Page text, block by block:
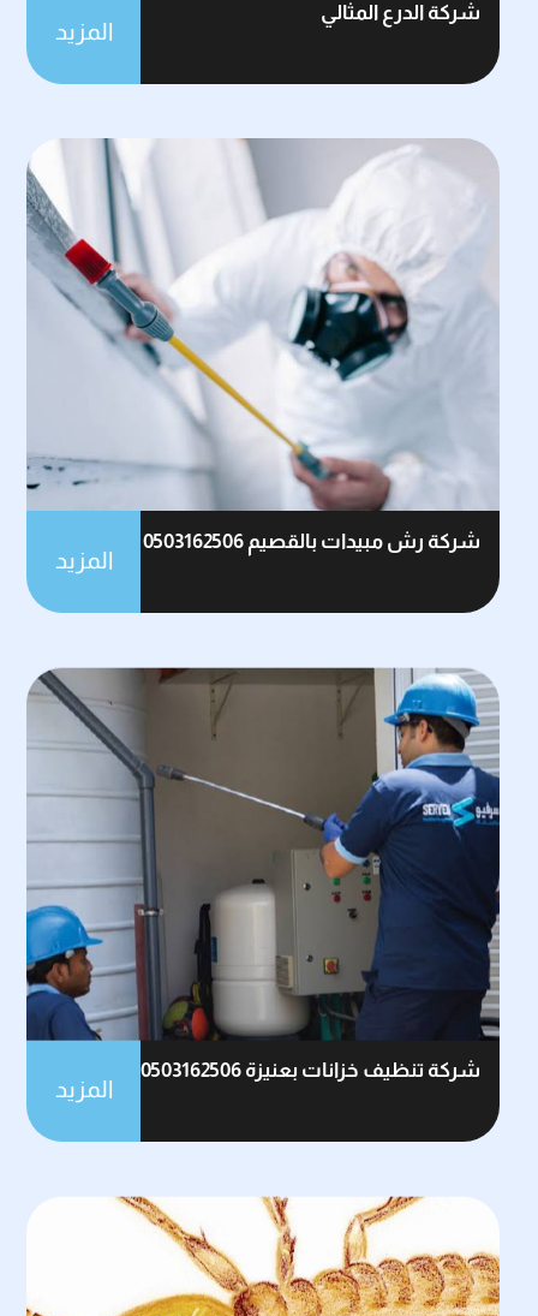
شركة الدرع المثالي
المزيد
شركة رش مبيدات بالقصيم 0503162506
المزيد
شركة تنظيف خزانات بعنيزة 0503162506
المزيد